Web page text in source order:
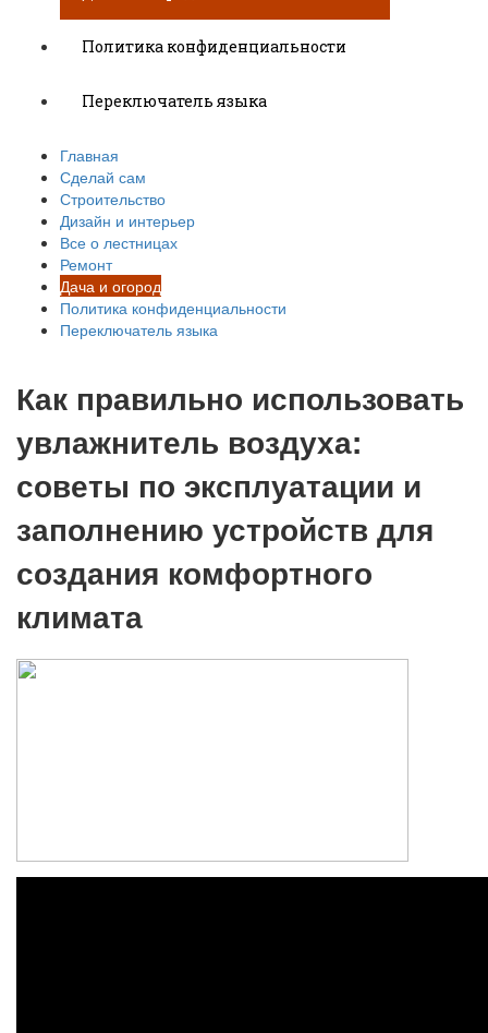
Политика конфиденциальности
Переключатель языка
Главная
Сделай сам
Строительство
Дизайн и интерьер
Все о лестницах
Ремонт
Дача и огород
Политика конфиденциальности
Переключатель языка
Как правильно использовать
увлажнитель воздуха:
советы по эксплуатации и
заполнению устройств для
создания комфортного
климата